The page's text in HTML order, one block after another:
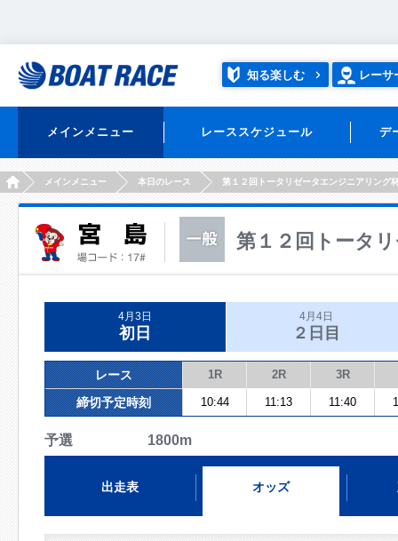
知る楽しむ レーサ
メインメニュー レーススケジュール デ
HOMEメインメニュー 本日のレース 第１２回トータリゼータエンジニアリング
第１２回トータ
4月3日
初日
4月4日
２日目
レース 1R 2R 3R
締切予定時刻 10:44 11:13 11:40
予選 1800m
出走表 オッズ